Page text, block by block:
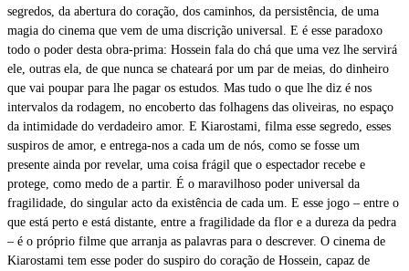
segredos, da abertura do coração, dos caminhos, da persistência, de uma
magia do cinema que vem de uma discrição universal. E é esse paradoxo
todo o poder desta obra-prima: Hossein fala do chá que uma vez lhe servirá
ele, outras ela, de que nunca se chateará por um par de meias, do dinheiro
que vai poupar para lhe pagar os estudos. Mas tudo o que lhe diz é nos
intervalos da rodagem, no encoberto das folhagens das oliveiras, no espaço
da intimidade do verdadeiro amor. E Kiarostami, filma esse segredo, esses
suspiros de amor, e entrega-nos a cada um de nós, como se fosse um
presente ainda por revelar, uma coisa frágil que o espectador recebe e
protege, como medo de a partir. É o maravilhoso poder universal da
fragilidade, do singular acto da existência de cada um. E esse jogo – entre o
que está perto e está distante, entre a fragilidade da flor e a dureza da pedra
– é o próprio filme que arranja as palavras para o descrever. O cinema de
Kiarostami tem esse poder do suspiro do coração de Hossein, capaz de